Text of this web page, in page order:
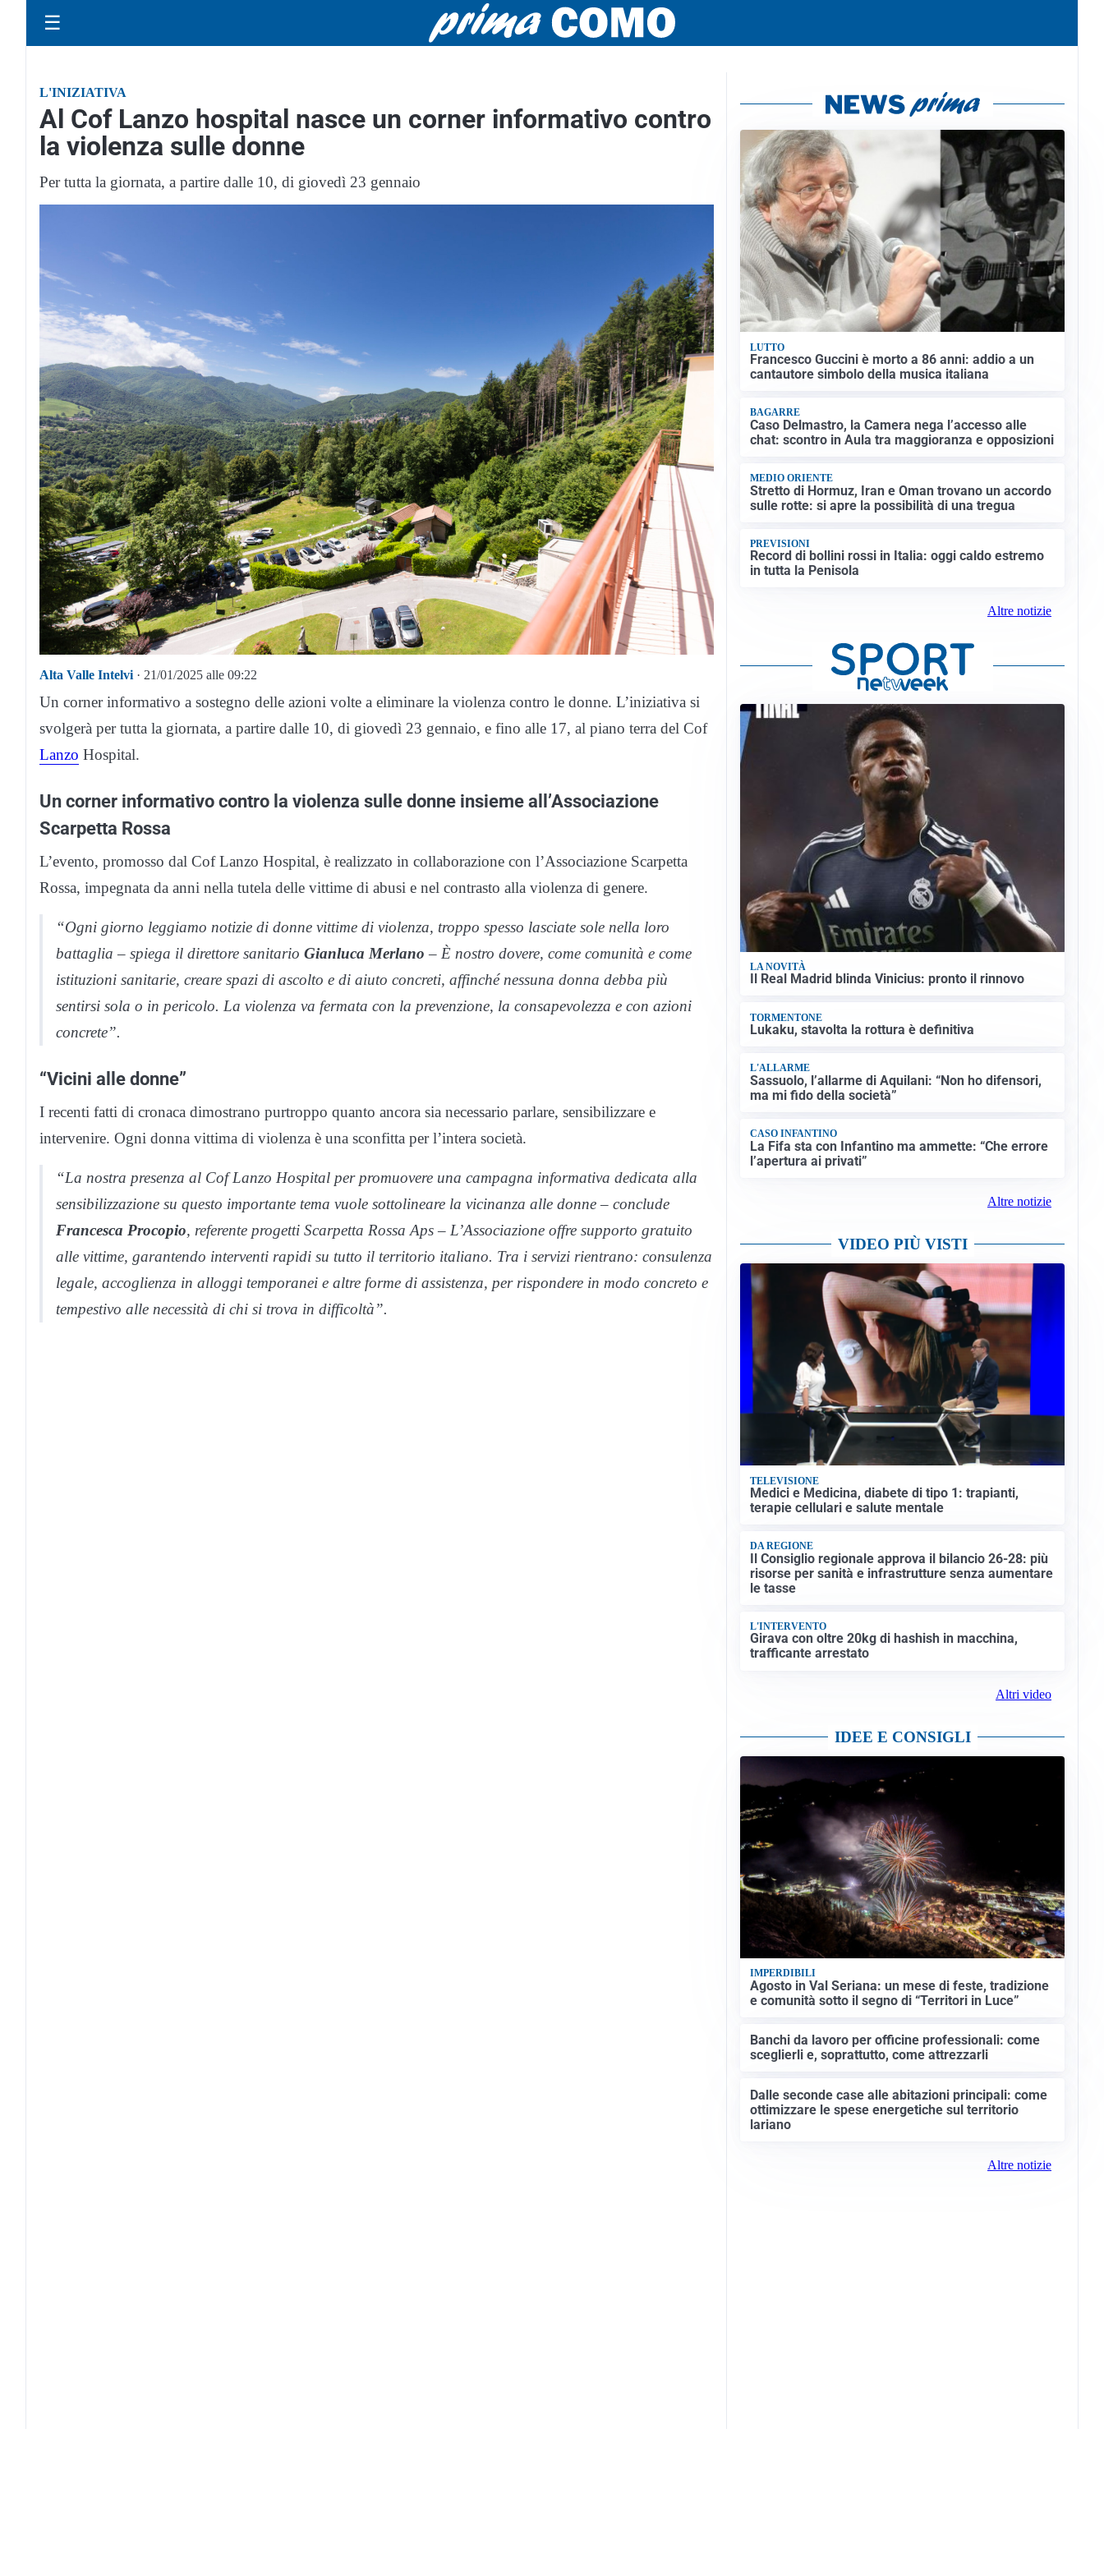
☰
L'INIZIATIVA
Al Cof Lanzo hospital nasce un corner informativo contro
la violenza sulle donne
Per tutta la giornata, a partire dalle 10, di giovedì 23 gennaio
Alta Valle Intelvi · 21/01/2025 alle 09:22
Un corner informativo a sostegno delle azioni volte a eliminare la violenza contro le donne. L’iniziativa si
svolgerà per tutta la giornata, a partire dalle 10, di giovedì 23 gennaio, e fino alle 17, al piano terra del Cof
Lanzo Hospital.
Un corner informativo contro la violenza sulle donne insieme all’Associazione
Scarpetta Rossa
L’evento, promosso dal Cof Lanzo Hospital, è realizzato in collaborazione con l’Associazione Scarpetta
Rossa, impegnata da anni nella tutela delle vittime di abusi e nel contrasto alla violenza di genere.
“Ogni giorno leggiamo notizie di donne vittime di violenza, troppo spesso lasciate sole nella loro
battaglia – spiega il direttore sanitario Gianluca Merlano – È nostro dovere, come comunità e come
istituzioni sanitarie, creare spazi di ascolto e di aiuto concreti, affinché nessuna donna debba più
sentirsi sola o in pericolo. La violenza va fermata con la prevenzione, la consapevolezza e con azioni
concrete”.
“Vicini alle donne”
I recenti fatti di cronaca dimostrano purtroppo quanto ancora sia necessario parlare, sensibilizzare e
intervenire. Ogni donna vittima di violenza è una sconfitta per l’intera società.
“La nostra presenza al Cof Lanzo Hospital per promuovere una campagna informativa dedicata alla
sensibilizzazione su questo importante tema vuole sottolineare la vicinanza alle donne – conclude
Francesca Procopio, referente progetti Scarpetta Rossa Aps – L’Associazione offre supporto gratuito
alle vittime, garantendo interventi rapidi su tutto il territorio italiano. Tra i servizi rientrano: consulenza
legale, accoglienza in alloggi temporanei e altre forme di assistenza, per rispondere in modo concreto e
tempestivo alle necessità di chi si trova in difficoltà”.
LUTTO
Francesco Guccini è morto a 86 anni: addio a un
cantautore simbolo della musica italiana
BAGARRE
Caso Delmastro, la Camera nega l’accesso alle
chat: scontro in Aula tra maggioranza e opposizioni
MEDIO ORIENTE
Stretto di Hormuz, Iran e Oman trovano un accordo
sulle rotte: si apre la possibilità di una tregua
PREVISIONI
Record di bollini rossi in Italia: oggi caldo estremo
in tutta la Penisola
Altre notizie
LA NOVITÀ
Il Real Madrid blinda Vinicius: pronto il rinnovo
TORMENTONE
Lukaku, stavolta la rottura è definitiva
L'ALLARME
Sassuolo, l’allarme di Aquilani: “Non ho difensori,
ma mi fido della società”
CASO INFANTINO
La Fifa sta con Infantino ma ammette: “Che errore
l’apertura ai privati”
Altre notizie
VIDEO PIÙ VISTI
TELEVISIONE
Medici e Medicina, diabete di tipo 1: trapianti,
terapie cellulari e salute mentale
DA REGIONE
Il Consiglio regionale approva il bilancio 26-28: più
risorse per sanità e infrastrutture senza aumentare
le tasse
L'INTERVENTO
Girava con oltre 20kg di hashish in macchina,
trafficante arrestato
Altri video
IDEE E CONSIGLI
IMPERDIBILI
Agosto in Val Seriana: un mese di feste, tradizione
e comunità sotto il segno di “Territori in Luce”
Banchi da lavoro per officine professionali: come
sceglierli e, soprattutto, come attrezzarli
Dalle seconde case alle abitazioni principali: come
ottimizzare le spese energetiche sul territorio
lariano
Altre notizie